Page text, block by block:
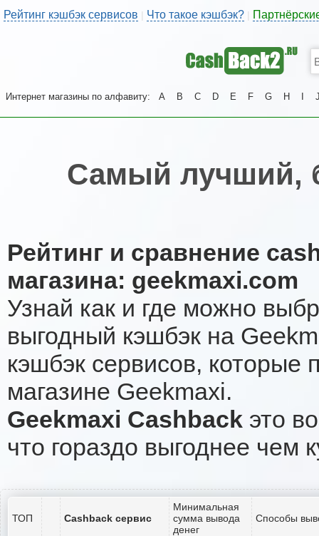
Рейтинг кэшбэк сервисов | Что такое кэшбэк?
Интернет магазины по алфавиту: A B C D E F G H
Самый лучший,
Рейтинг и сравнение
магазина: geekmaxi.com
Узнай как и где можно
выгодный кэшбэк на
кэшбэк сервисов, которые
магазине Geekmaxi.
Geekmaxi Cashback это
что гораздо выгоднее чем
ТОП Cashback сервис
Минимальная
сумма вывода
денег
Способы